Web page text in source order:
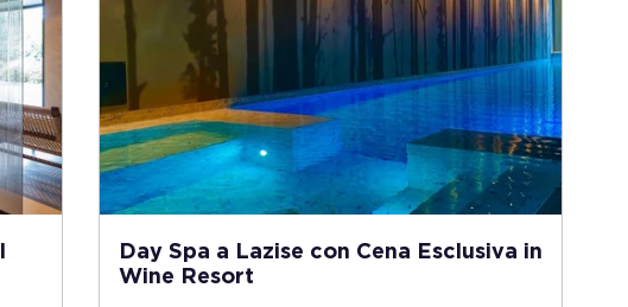
Day Spa a Lazise con Cena Esclusiva in
Wine Resort